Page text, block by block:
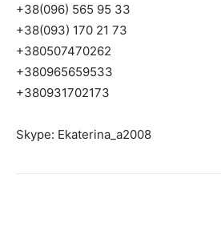
+38(096) 565 95 33
+38(093) 170 21 73
+380507470262
+380965659533
+380931702173
Skype: Ekaterina_a2008